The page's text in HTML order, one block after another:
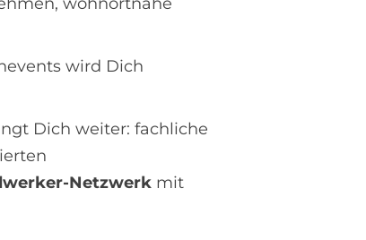
wird Dich
Dich weiter: fachliche
Netzwerk mit